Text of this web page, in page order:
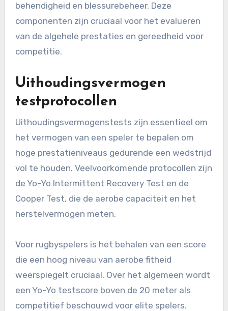
behendigheid en blessurebeheer. Deze
componenten zijn cruciaal voor het evalueren
van de algehele prestaties en gereedheid voor
competitie.
Uithoudingsvermogen
testprotocollen
Uithoudingsvermogenstests zijn essentieel om
het vermogen van een speler te bepalen om
hoge prestatieniveaus gedurende een wedstrijd
vol te houden. Veelvoorkomende protocollen zijn
de Yo-Yo Intermittent Recovery Test en de
Cooper Test, die de aerobe capaciteit en het
herstelvermogen meten.
Voor rugbyspelers is het behalen van een score
die een hoog niveau van aerobe fitheid
weerspiegelt cruciaal. Over het algemeen wordt
een Yo-Yo testscore boven de 20 meter als
competitief beschouwd voor elite spelers.